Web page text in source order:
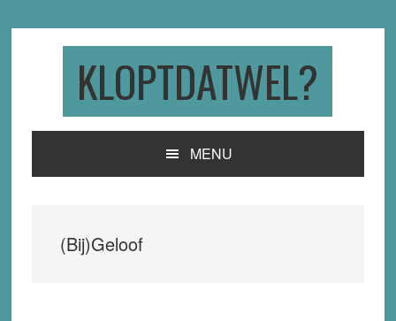
KLOPTDATWEL?
MENU
(Bij)Geloof